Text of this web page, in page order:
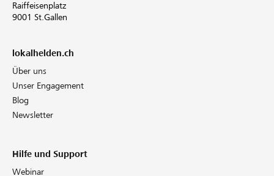
Raiffeisenplatz
9001 St.Gallen
lokalhelden.ch
Über uns
Unser Engagement
Blog
Newsletter
Hilfe und Support
Webinar